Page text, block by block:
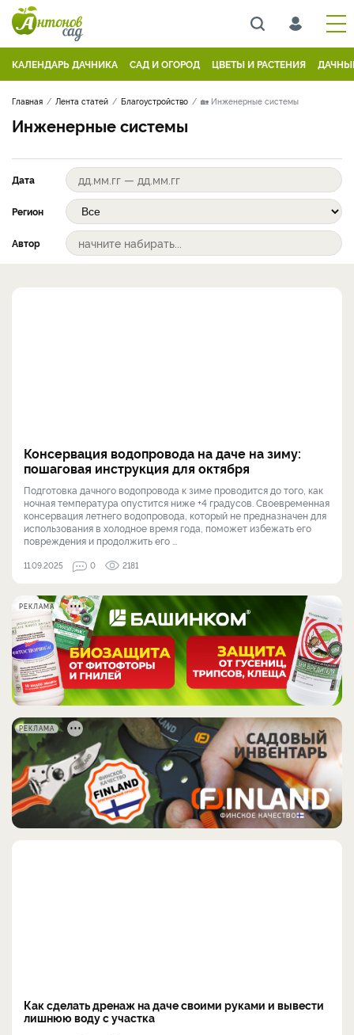
КАЛЕНДАРЬ ДАЧНИКА САД И ОГОРОД ЦВЕТЫ И РАСТЕНИЯ
Главная Лента статей Благоустройство 🏡 Инженерные системы
Инженерные системы
Дата
Регион
Автор
Консервация водопровода на даче на зиму:
пошаговая инструкция для октября
Подготовка дачного водопровода к зиме проводится до того, как
ночная температура опустится ниже +4 градусов. Своевременная
консервация летнего водопровода, который не предназначен для
использования в холодное время года, поможет избежать его
повреждения и продолжить его ...
11.09.2025 0 2181
РЕКЛАМА
РЕКЛАМА
Как сделать дренаж на даче своими руками и вывести
лишнюю воду с участка